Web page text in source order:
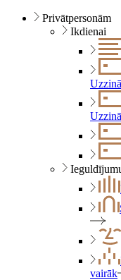
Privātpersonām
Ikdienai
vairāk